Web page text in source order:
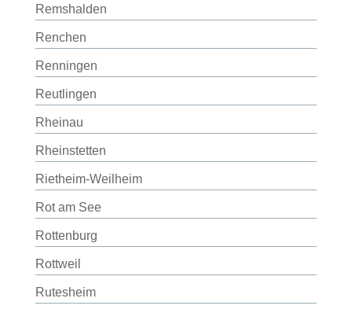
Remshalden
Renchen
Renningen
Reutlingen
Rheinau
Rheinstetten
Rietheim-Weilheim
Rot am See
Rottenburg
Rottweil
Rutesheim